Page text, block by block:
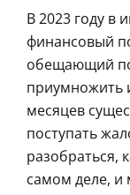
В 2023 году в
финансовый
обещающий
приумножить
месяцев
поступать
разобраться,
самом деле,